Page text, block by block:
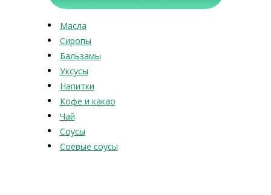
Масла
Сиропы
Бальзамы
Уксусы
Напитки
Кофе и какао
Чай
Соусы
Соевые соусы